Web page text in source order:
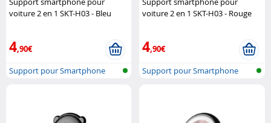
voiture 2 en 1 SKT-H03 - Bleu
4,90€
Support pour Smartphone
voiture 2 en 1 SKT-H03 - Rouge
4,90€
Support pour Smartphone